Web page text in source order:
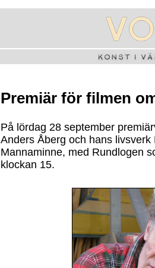
Premiär för filmen
På lördag 28 september
Anders Åberg och hans
Mannaminne, med Rundlogen
klockan 15.